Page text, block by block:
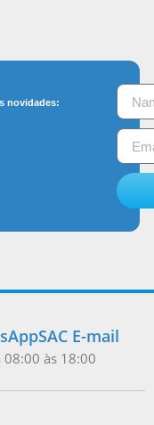
novidades:
SAC E-mail
08:00 às 18:00